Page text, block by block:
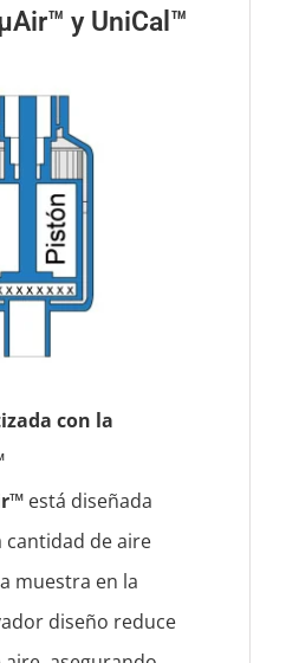
y UniCal™
con la
está diseñada
de aire
muestra en la
diseño reduce